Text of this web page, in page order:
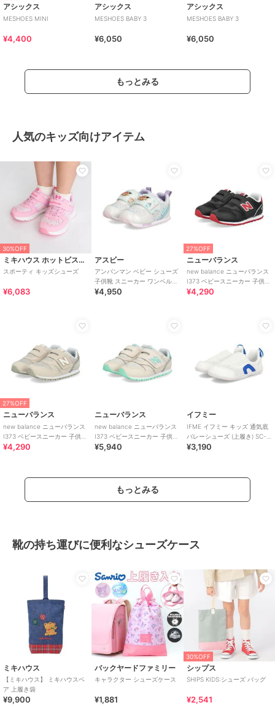
アシックス
MESHOES MINI
¥4,400
アシックス
MESHOES BABY 3
¥6,050
アシックス
MESHOES BABY 3
¥6,050
もっとみる
人気のキッズ向けアイテム
30%OFF
ミキハウス ホットビスケッツ
スポーティ キッズシューズ
¥6,083
アスビー
アンパンマン ベビー シューズ
子供靴 スニーカー ワンベルト
AP B62
¥4,950
27%OFF
ニューバランス
new balance ニューバランス
I373 ベビースニーカー 子供靴
ワンベルト
¥4,290
27%OFF
ニューバランス
new balance ニューバランス
I373 ベビースニーカー 子供靴
ワンベルト
¥4,290
ニューバランス
new balance ニューバランス
I373 ベビースニーカー 子供靴
ワンベルト
¥5,940
イフミー
IFME イフミー キッズ 通気底
バレーシューズ (上履き) SC-
0002
¥3,190
もっとみる
靴の持ち運びに便利なシューズケース
ミキハウス
【ミキハウス】 ミキハウスベ
ア 上履き袋
¥9,900
バックヤードファミリー
キャラクター シューズケース
¥1,881
30%OFF
シップス
SHIPS KIDS:シューズ バッグ
¥2,541